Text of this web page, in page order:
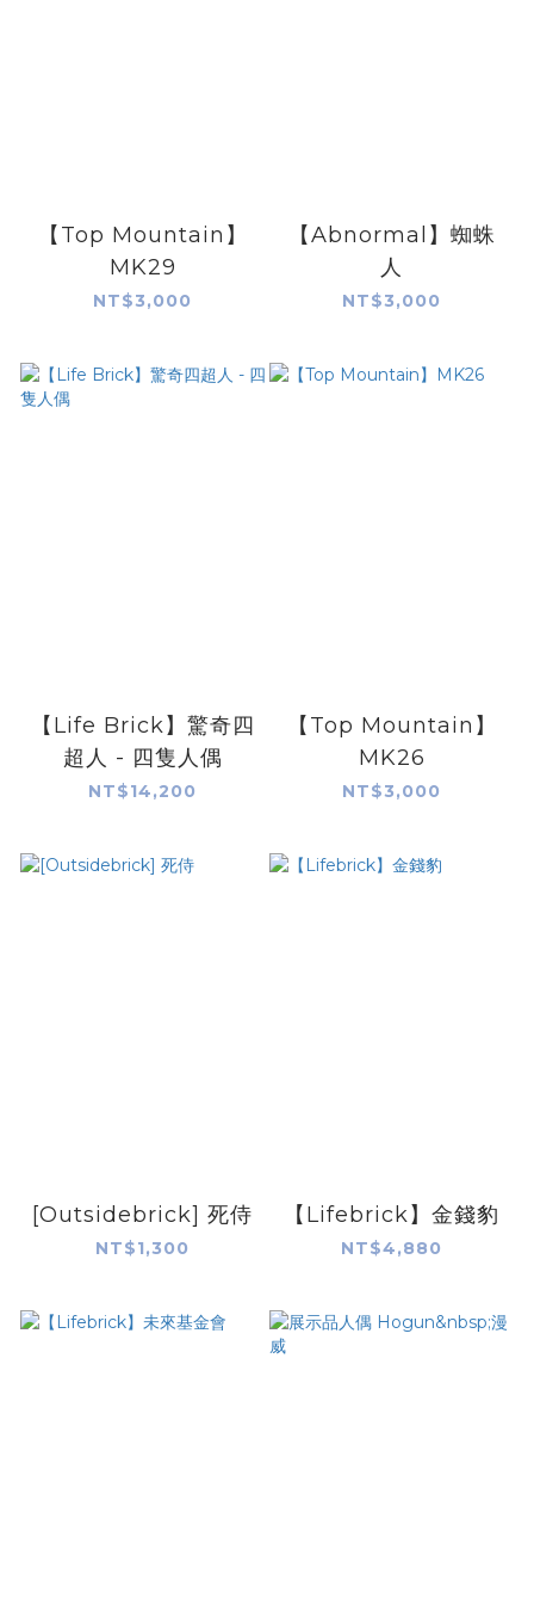
【Top Mountain】
MK29
NT$3,000
【Abnormal】蜘蛛
人
NT$3,000
【Life Brick】驚奇四
超人 - 四隻人偶
NT$14,200
【Top Mountain】
MK26
NT$3,000
[Outsidebrick] 死侍
NT$1,300
【Lifebrick】金錢豹
NT$4,880